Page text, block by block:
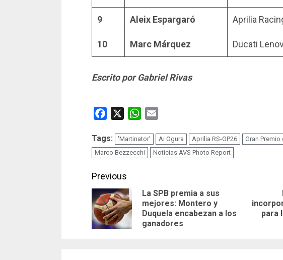
9 Aleix Espargaró Aprilia
10 Marc Márquez Ducati
Escrito por Gabriel Rivas
Facebook WhatsApp
Tags: 'Martinator' Ai Ogura Aprilia RS-GP26 Gran Premio
Marco Bezzecchi
Noticias AVS Photo Report
Continue
Reading
Previous
Previous
post:
La SPB premia a sus
mejores: Montero y
Duquela encabezan a los
ganadores
Next
post:
para